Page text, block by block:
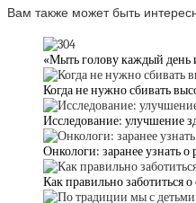
Вам также может быть
«Мыть голову каждый день
Когда не нужно сбивать
Исследование: улучшение
Онкологи: заранее узнать
Как правильно заботиться о